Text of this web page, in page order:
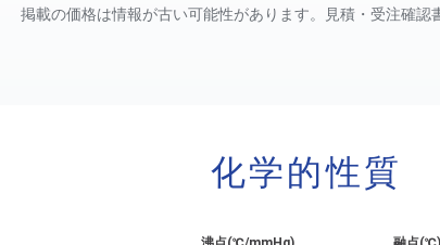
掲載の価格は情報が古い可能性があります。見積・受注確
化学的性質